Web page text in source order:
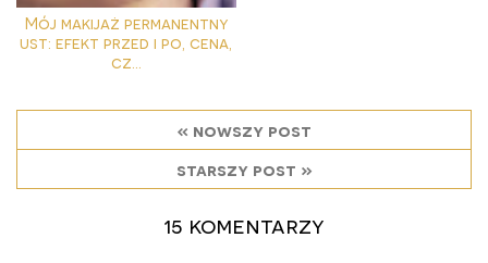
Mój makijaż permanentny
ust: efekt przed i po, cena,
cz...
« nowszy post
starszy post »
15 komentarzy